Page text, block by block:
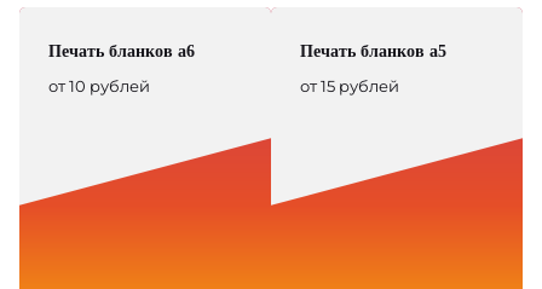
Печать бланков а6
от 10 рублей
Печать бланков а5
от 15 рублей